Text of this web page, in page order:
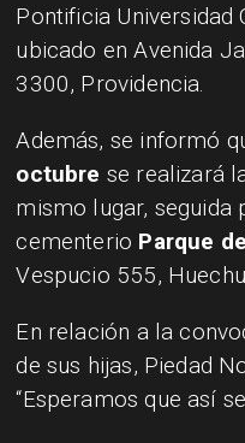
Pontificia Universidad
ubicado en Avenida
3300, Providencia.
Además, se informó
octubre se realizará
mismo lugar, seguida
cementerio Parque
Vespucio 555,
En relación a la
de sus hijas, Piedad
“Esperamos que así